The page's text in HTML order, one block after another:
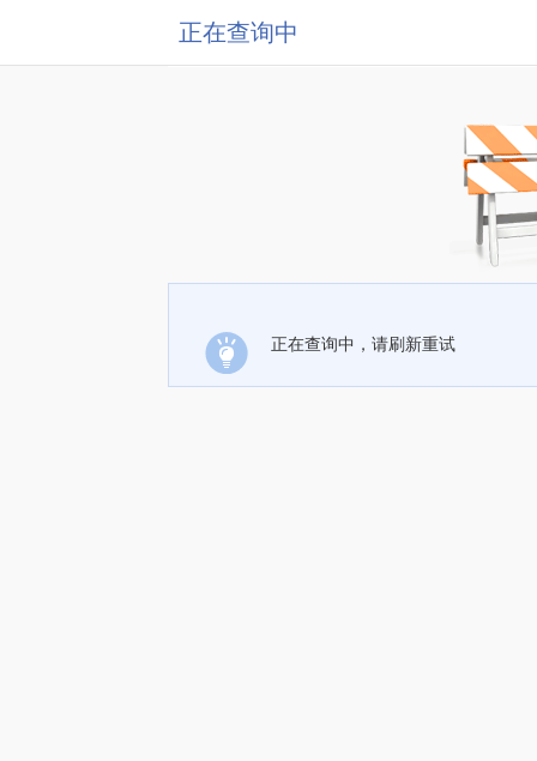
正在查询中
正在查询中，请刷新重试